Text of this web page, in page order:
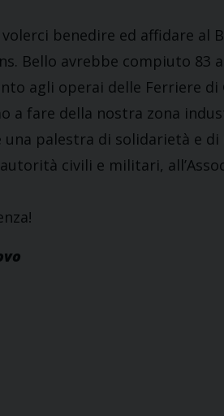
benedire ed affidare al
Bello avrebbe compiuto 83
agli operai delle Ferriere di
a fare della nostra zona
una palestra di solidarietà e
civili e militari,